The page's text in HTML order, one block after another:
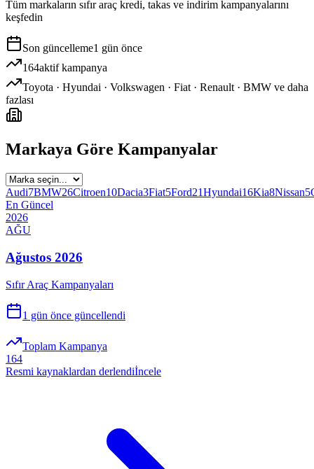
Tüm markaların sıfır araç kredi, takas ve indirim kampanyalarını
keşfedin
Son güncelleme1 gün önce
164aktif kampanya
Toyota · Hyundai · Volkswagen · Fiat · Renault · BMW ve daha
fazlası
Markaya Göre Kampanyalar
Audi7BMW26Citroen10Dacia3Fiat5Ford21Hyundai16Kia8Nissan5
En Güncel
2026
AĞU
Ağustos 2026
Sıfır Araç Kampanyaları
1 gün önce güncellendi
Toplam Kampanya
164
Resmi kaynaklardan derlendiİncele